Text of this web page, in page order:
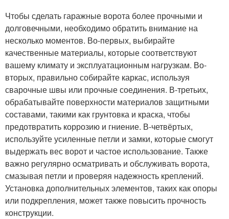
Чтобы сделать гаражные ворота более прочными и
долговечными, необходимо обратить внимание на
несколько моментов. Во-первых, выбирайте
качественные материалы, которые соответствуют
вашему климату и эксплуатационным нагрузкам. Во-
вторых, правильно собирайте каркас, используя
сварочные швы или прочные соединения. В-третьих,
обрабатывайте поверхности материалов защитными
составами, такими как грунтовка и краска, чтобы
предотвратить коррозию и гниение. В-четвёртых,
используйте усиленные петли и замки, которые смогут
выдержать вес ворот и частое использование. Также
важно регулярно осматривать и обслуживать ворота,
смазывая петли и проверяя надежность креплений.
Установка дополнительных элементов, таких как опоры
или подкрепления, может также повысить прочность
конструкции.